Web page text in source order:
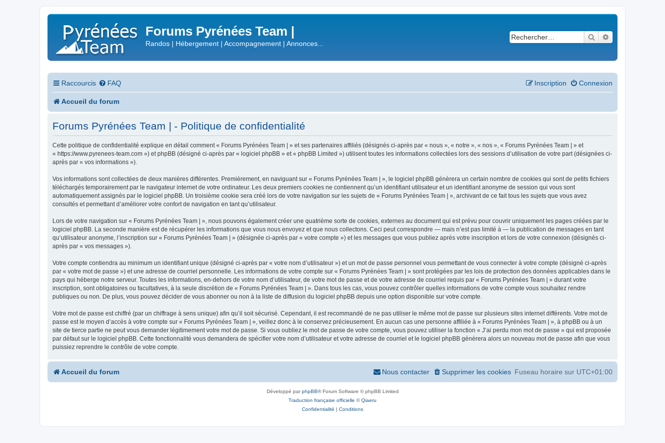
Forums Pyrénées Team |
Randos | Hébergement | Accompagnement | Annonces...
Rechercher
Raccourcis FAQ Connexion
Inscription
Accueil du forum
Forums Pyrénées Team | - Politique de confidentialité
Cette politique de confidentialité explique en détail comment « Forums Pyrénées Team | » et ses partenaires affiliés (désignés ci-après par « nous », « notre », « nos », « Forums Pyrénées Team | » et
« https://www.pyrenees-team.com ») et phpBB (désigné ci-après par « logiciel phpBB » et « phpBB Limited ») utilisent toutes les informations collectées lors des sessions d’utilisation de votre part (désignées ci-
après par « vos informations »).
Vos informations sont collectées de deux manières différentes. Premièrement, en naviguant sur « Forums Pyrénées Team | », le logiciel phpBB génèrera un certain nombre de cookies qui sont de petits fichiers
téléchargés temporairement par le navigateur internet de votre ordinateur. Les deux premiers cookies ne contiennent qu’un identifiant utilisateur et un identifiant anonyme de session qui vous sont
automatiquement assignés par le logiciel phpBB. Un troisième cookie sera créé lors de votre navigation sur les sujets de « Forums Pyrénées Team | », archivant de ce fait tous les sujets que vous avez
consultés et permettant d’améliorer votre confort de navigation en tant qu’utilisateur.
Lors de votre navigation sur « Forums Pyrénées Team | », nous pouvons également créer une quatrième sorte de cookies, externes au document qui est prévu pour couvrir uniquement les pages créées par le
logiciel phpBB. La seconde manière est de récupérer les informations que vous nous envoyez et que nous collectons. Ceci peut correspondre — mais n’est pas limité à — la publication de messages en tant
qu’utilisateur anonyme, l’inscription sur « Forums Pyrénées Team | » (désignée ci-après par « votre compte ») et les messages que vous publiez après votre inscription et lors de votre connexion (désignés ci-
après par « vos messages »).
Votre compte contiendra au minimum un identifiant unique (désigné ci-après par « votre nom d’utilisateur ») et un mot de passe personnel vous permettant de vous connecter à votre compte (désigné ci-après
par « votre mot de passe ») et une adresse de courriel personnelle. Les informations de votre compte sur « Forums Pyrénées Team | » sont protégées par les lois de protection des données applicables dans le
pays qui héberge notre serveur. Toutes les informations, en-dehors de votre nom d’utilisateur, de votre mot de passe et de votre adresse de courriel requis par « Forums Pyrénées Team | » durant votre
inscription, sont obligatoires ou facultatives, à la seule discrétion de « Forums Pyrénées Team | ». Dans tous les cas, vous pouvez contrôler quelles informations de votre compte vous souhaitez rendre
publiques ou non. De plus, vous pouvez décider de vous abonner ou non à la liste de diffusion du logiciel phpBB depuis une option disponible sur votre compte.
Votre mot de passe est chiffré (par un chiffrage à sens unique) afin qu’il soit sécurisé. Cependant, il est recommandé de ne pas utiliser le même mot de passe sur plusieurs sites internet différents. Votre mot de
passe est le moyen d’accès à votre compte sur « Forums Pyrénées Team | », veillez donc à le conservez précieusement. En aucun cas une personne affiliée à « Forums Pyrénées Team | », à phpBB ou à un
site de tierce partie ne peut vous demander légitimement votre mot de passe. Si vous oubliez le mot de passe de votre compte, vous pouvez utiliser la fonction « J’ai perdu mon mot de passe » qui est proposée
par défaut sur le logiciel phpBB. Cette fonctionnalité vous demandera de spécifier votre nom d’utilisateur et votre adresse de courriel et le logiciel phpBB générera alors un nouveau mot de passe afin que vous
puissiez reprendre le contrôle de votre compte.
Accueil du forum Fuseau horaire sur UTC+01:00
Supprimer les cookies
Nous contacter
Développé parphpBB® Forum Software © phpBB Limited
Traduction française officielle ©Qiaeru
Confidentialité | Conditions